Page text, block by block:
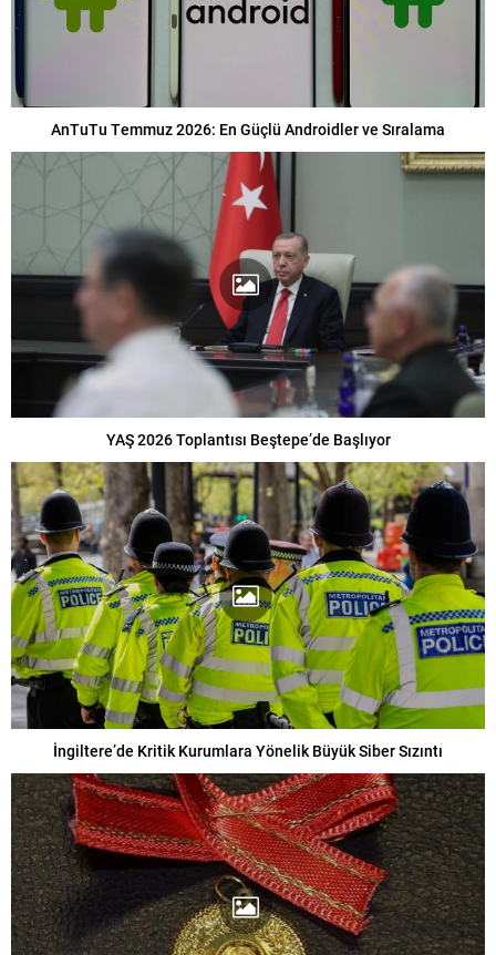
AnTuTu Temmuz 2026: En Güçlü Androidler ve Sıralama
YAŞ 2026 Toplantısı Beştepe’de Başlıyor
İngiltere’de Kritik Kurumlara Yönelik Büyük Siber Sızıntı